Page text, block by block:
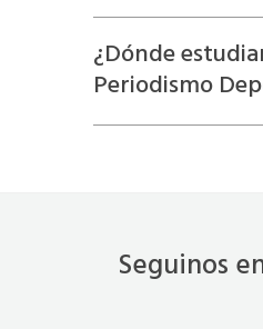
¿Dónde
Periodismo
Seguinos